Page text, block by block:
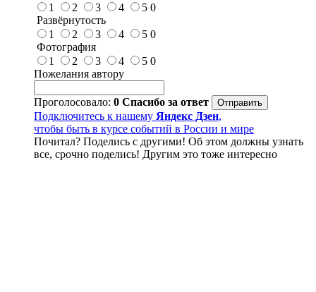
1
2 3 4 5 0
Развёрнутость
1
2 3 4 5 0
Фотография
1
2 3 4 5 0
Пожелания автору
Проголосовало: 0 Спасибо за ответ
Подключитесь к нашему Яндекс Дзен,
чтобы быть в курсе событий в России и мире
Почитал? Поделись с другими! Об этом должны узнать
все, срочно поделись! Другим это тоже интересно